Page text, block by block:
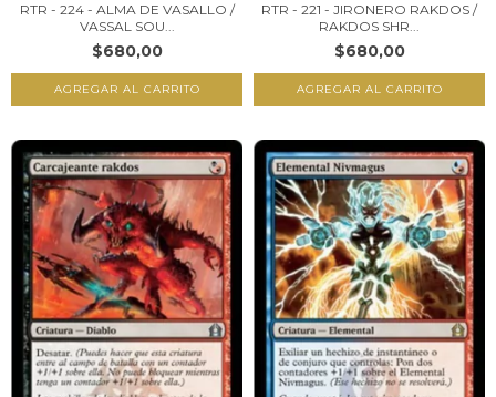
RTR - 224 - ALMA DE VASALLO /
VASSAL SOU...
$680,00
RTR - 221 - JIRONERO RAKDOS /
RAKDOS SHR...
$680,00